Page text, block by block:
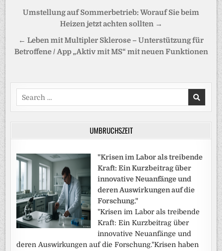
Beitragsnavigation
Umstellung auf Sommerbetrieb: Worauf Sie beim
Heizen jetzt achten sollten →
← Leben mit Multipler Sklerose – Unterstützung für
Betroffene / App „Aktiv mit MS“ mit neuen Funktionen
Search
for:
UMBRUCHSZEIT
"Krisen im Labor als treibende
Kraft: Ein Kurzbeitrag über
innovative Neuanfänge und
deren Auswirkungen auf die
Forschung."
"Krisen im Labor als treibende
Kraft: Ein Kurzbeitrag über
innovative Neuanfänge und
deren Auswirkungen auf die Forschung."Krisen haben